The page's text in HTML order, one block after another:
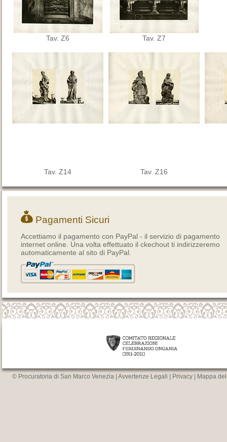
Tav. Z6 Tav. Z7
Tav. Z14 Tav. Z16
Pagamenti Sicuri
Accettiamo il pagamento con PayPal - il servizio di pagamento
internet online. Una volta effettuato il ckechout ti indirizzeremo
automaticamente al sito di PayPal.
© Procuratoria di San Marco Venezia | Avvertenze Legali Privacy Mappa